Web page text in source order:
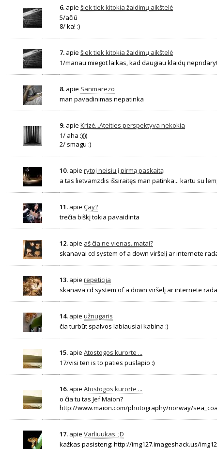
6. apie šiek tiek kitokia žaidimų aikštelė
5/ačiū
8/ ka! :)
7. apie šiek tiek kitokia žaidimų aikštelė
1/manau miegot laikas, kad daugiau klaidų
8. apie Sanmarezo
man pavadinimas nepatinka
9. apie Krizė...Ateities perspektyva nekokia
1/ aha :))))
2/ smagu :)
10. apie rytoj neisiu į pirmą paskaitą
a tas lietvamzdis išsiraitęs man patinka... kartu su
11. apie Çay?
trečia biškį tokia pavaidinta
12. apie aš čia ne vienas..matai?
skanavai cd system of a down viršelį ar internete
13. apie repeticija
skanava cd system of a down viršelį ar internete
14. apie užnugaris
čia turbūt spalvos labiausiai kabina :)
15. apie Atostogos kurorte ...
17/visi ten is to paties puslapio :)
16. apie Atostogos kurorte ...
o čia tu tas Jef Maion?
http://www.maion.com/photography/norway/
17. apie Varliuukas. ;D
kažkas pasisteng: http://img127.imageshack.us/